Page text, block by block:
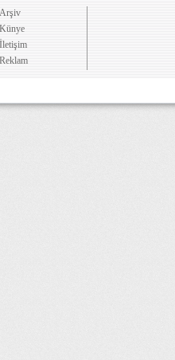
Arşiv
Künye
İletişim
Reklam